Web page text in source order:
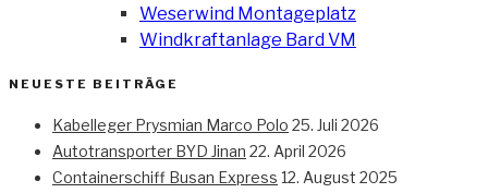
Weserwind Montageplatz
Windkraftanlage Bard VM
NEUESTE BEITRÄGE
Kabelleger Prysmian Marco Polo 25. Juli 2026
Autotransporter BYD Jinan 22. April 2026
Containerschiff Busan Express 12. August 2025